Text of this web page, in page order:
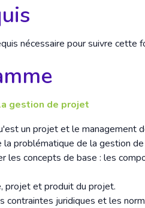
nécessaire pour suivre cette
gestion de projet
un projet et le management
la problématique de la gestion
les concepts de base : les
projet et produit du projet.
contraintes juridiques et les